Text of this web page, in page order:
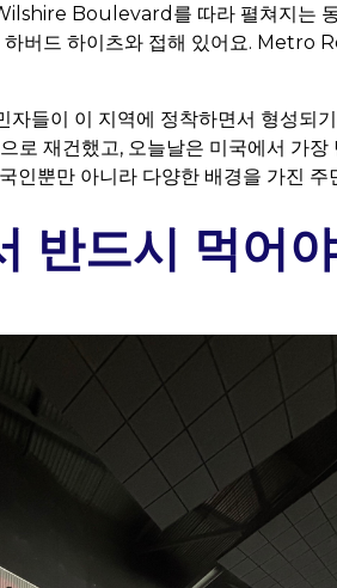
Boulevard를 따라 펼쳐지는
하버드 하이츠와 접해 있어요.
들이 이 지역에 정착하면서 형성되
로 재건했고, 오늘날은 미국에서 가
인뿐만 아니라 다양한 배경을 가진 주
반드시 먹어